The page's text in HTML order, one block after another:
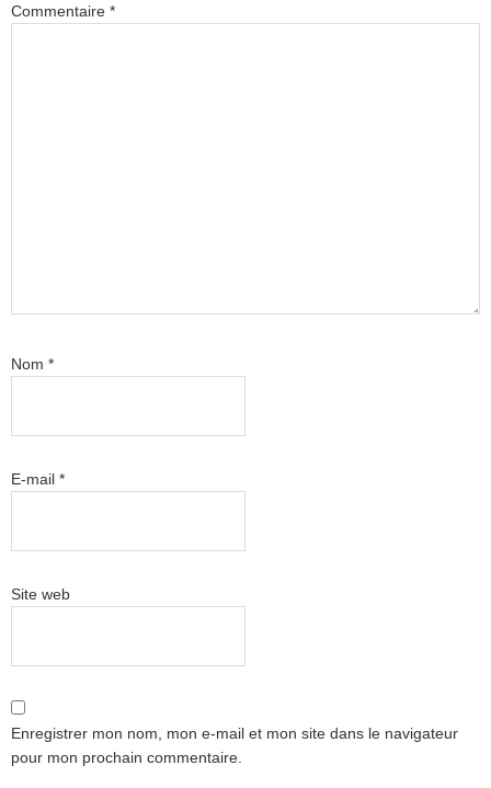
Commentaire *
Nom *
E-mail *
Site web
Enregistrer mon nom, mon e-mail et mon site dans le navigateur
pour mon prochain commentaire.